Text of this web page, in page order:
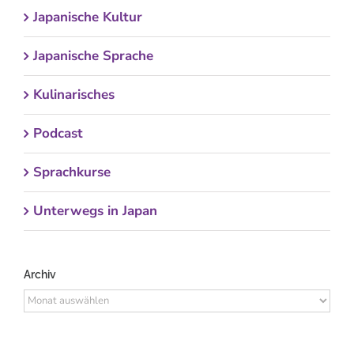
Japanische Kultur
Japanische Sprache
Kulinarisches
Podcast
Sprachkurse
Unterwegs in Japan
Archiv
Archiv